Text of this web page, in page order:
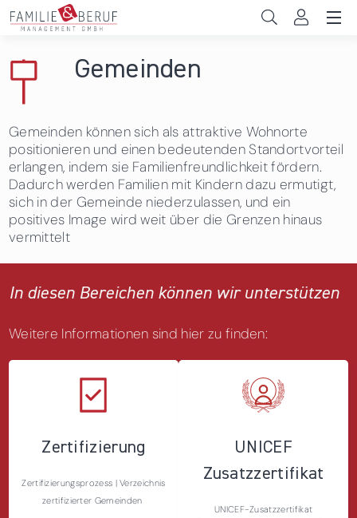
Direkt zum Inhalt
Hochschulen
Persönliche Vereinbarkeit
Das sind wir
News & Events
Gemeinden
Gemeinden können sich als attraktive Wohnorte
positionieren und einen bedeutenden Standortvorteil
erlangen, indem sie Familienfreundlichkeit fördern.
Dadurch werden Familien mit Kindern dazu ermutigt,
sich in der Gemeinde niederzulassen, und ein
positives Image wird weit über die Grenzen hinaus
vermittelt
In diesen Bereichen können wir unterstützen
Weitere Informationen sind hier zu finden:
Zertifizierung
Zertifizierungsprozess | Verzeichnis
zertifizierter Gemeinden
UNICEF
Zusatzzertifikat
UNICEF-Zusatzzertifikat